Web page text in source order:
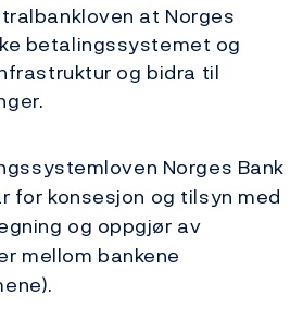
at Norges
betalingssystemet og
og bidra til
Norges Bank
for konsesjon og tilsyn med
og oppgjør av
mellom bankene